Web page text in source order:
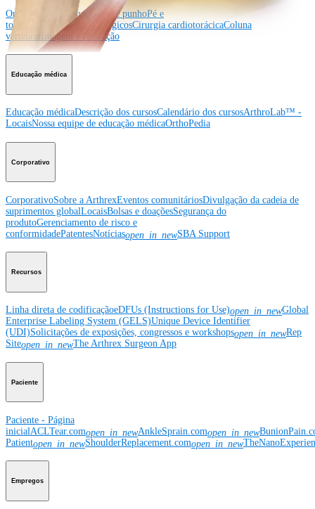
Ombro Cotovelo Mão e punhoPé e
tornozelo
Quadril OrtobiológicosCirurgia cardiotorácicaColuna
vertebral
Imagem e ressecção
Educação médica
Educação médicaDescrição dos cursosCalendário dos cursosArthroLab™ -
LocaisNossa equipe de educação médicaOrthoPedia
Corporativo
CorporativoSobre a ArthrexEventos comunitáriosDivulgação da cadeia de
suprimentos globalLocaisBolsas e doaçõesSegurança do
produtoGerenciamento de risco e
conformidadePatentesNotíciasopen_in_newSBA Support
Recursos
Linha direta de codificaçãoeDFUs (Instructions for Use)open_in_newGlobal
Enterprise Labeling System (GELS)Unique Device Identifier
(UDI)Solicitações de exposições, congressos e workshopsopen_in_newRep
Siteopen_in_newThe Arthrex Surgeon App
Paciente
Paciente - Página
inicial ACLTear.comopen_in_newAnkleSprain.comopen_in_new
Patientopen_in_newShoulderReplacement.comopen_in_new
Empregos